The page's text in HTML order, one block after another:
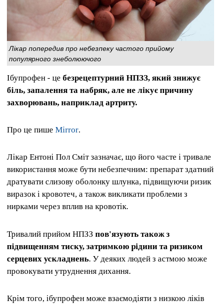
Лікар попередив про небезпеку частого прийому
популярного знеболюючого
Ібупрофен - це безрецептурний НПЗЗ, який знижує
біль, запалення та набряк, але не лікує причину
захворювань, наприклад артриту.
Про це пише Mirror.
Лікар Ентоні Пол Сміт зазначає, що його часте і тривале
використання може бути небезпечним: препарат здатний
дратувати слизову оболонку шлунка, підвищуючи ризик
виразок і кровотеч, а також викликати проблеми з
нирками через вплив на кровотік.
Тривалий прийом НПЗЗ пов'язують також з
підвищенням тиску, затримкою рідини та ризиком
серцевих ускладнень. У деяких людей з астмою може
провокувати утруднення дихання.
Крім того, ібупрофен може взаємодіяти з низкою ліків